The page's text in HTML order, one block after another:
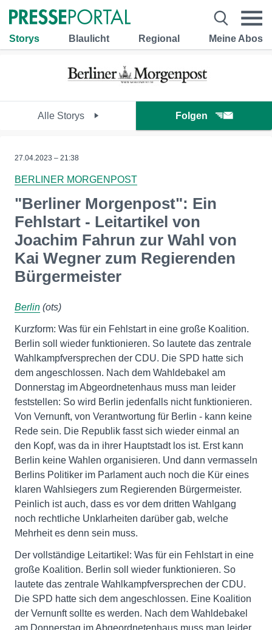
Storys Blaulicht Regional Meine Abos
Alle Storys Folgen
27.04.2023 – 21:38
BERLINER MORGENPOST
"Berliner Morgenpost": Ein
Fehlstart - Leitartikel von
Joachim Fahrun zur Wahl von
Kai Wegner zum Regierenden
Bürgermeister
Berlin (ots)
Kurzform: Was für ein Fehlstart in eine große Koalition.
Berlin soll wieder funktionieren. So lautete das zentrale
Wahlkampfversprechen der CDU. Die SPD hatte sich
dem angeschlossen. Nach dem Wahldebakel am
Donnerstag im Abgeordnetenhaus muss man leider
feststellen: So wird Berlin jedenfalls nicht funktionieren.
Von Vernunft, von Verantwortung für Berlin - kann keine
Rede sein. Die Republik fasst sich wieder einmal an
den Kopf, was da in ihrer Hauptstadt los ist. Erst kann
Berlin keine Wahlen organisieren. Und dann vermasseln
Berlins Politiker im Parlament auch noch die Kür eines
klaren Wahlsiegers zum Regierenden Bürgermeister.
Peinlich ist auch, dass es vor dem dritten Wahlgang
noch rechtliche Unklarheiten darüber gab, welche
Mehrheit es denn sein muss.
Der vollständige Leitartikel: Was für ein Fehlstart in eine
große Koalition. Berlin soll wieder funktionieren. So
lautete das zentrale Wahlkampfversprechen der CDU.
Die SPD hatte sich dem angeschlossen. Eine Koalition
der Vernunft sollte es werden. Nach dem Wahldebakel
am Donnerstag im Abgeordnetenhaus muss man leider